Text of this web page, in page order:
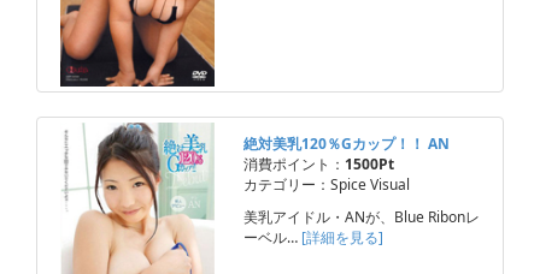
絶対美乳120％Gカップ！！ AN
消費ポイント： 1500Pt
カテゴリー：Spice Visual
美乳アイドル・ANが、Blue Ribonレ
ーベル… [詳細を見る]